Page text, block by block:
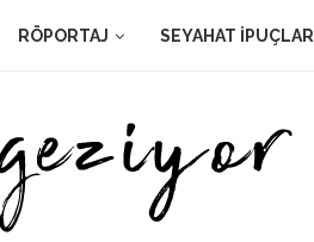
RÖPORTAJ SEYAHAT İPUÇLARI